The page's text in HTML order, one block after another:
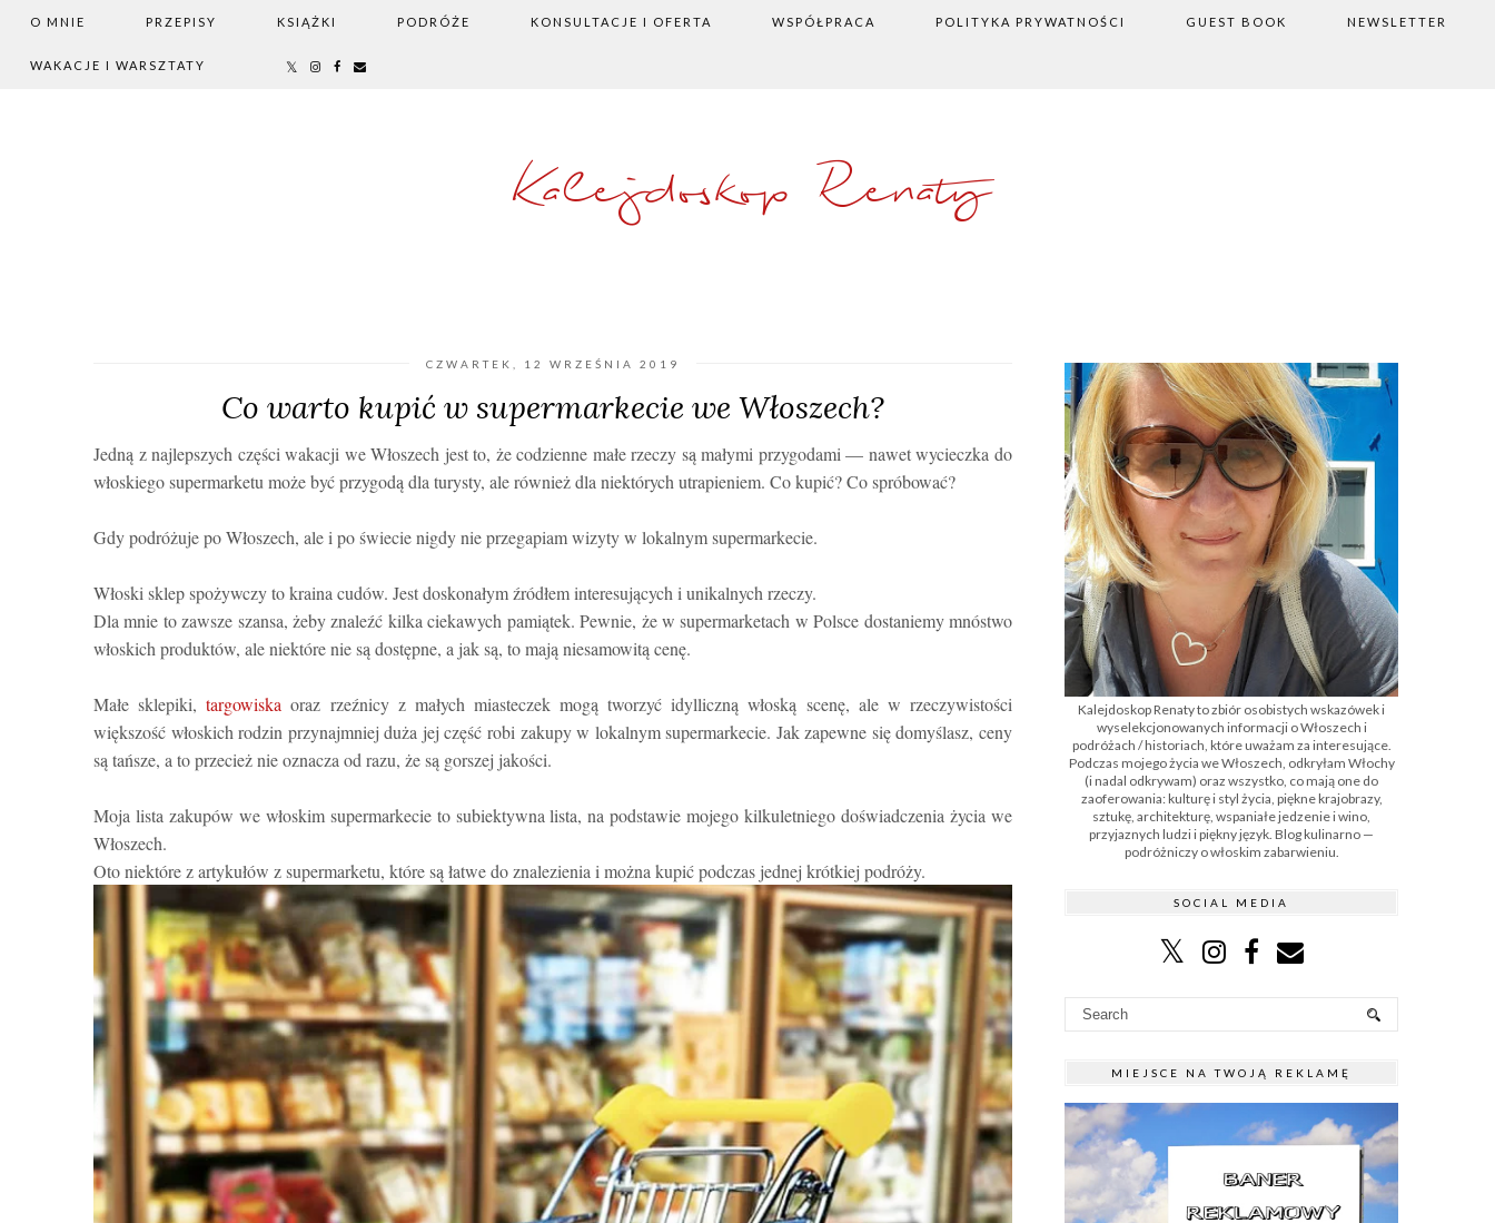
O MNIE PRZEPISY KSIĄŻKI PODRÓŻE KONSULTACJE I OFERTA WSPÓŁPRACA POLITYKA PRYWATNOŚCI GUEST BOOK NEWSLETTER
WAKACJE I WARSZTATY
Kalejdoskop Renaty
CZWARTEK, 12 WRZEŚNIA 2019
Co warto kupić w supermarkecie we Włoszech?
Jedną z najlepszych części wakacji we Włoszech jest to, że codzienne małe rzeczy są małymi przygodami — nawet wycieczka do
włoskiego supermarketu może być przygodą dla turysty, ale również dla niektórych utrapieniem. Co kupić? Co spróbować?
Gdy podróżuje po Włoszech, ale i po świecie nigdy nie przegapiam wizyty w lokalnym supermarkecie.
Włoski sklep spożywczy to kraina cudów. Jest doskonałym źródłem interesujących i unikalnych rzeczy.
Dla mnie to zawsze szansa, żeby znaleźć kilka ciekawych pamiątek. Pewnie, że w supermarketach w Polsce dostaniemy mnóstwo
włoskich produktów, ale niektóre nie są dostępne, a jak są, to mają niesamowitą cenę.
Małe sklepiki,targowiska oraz rzeźnicy z małych miasteczek mogą tworzyć idylliczną włoską scenę, ale w rzeczywistości
większość włoskich rodzin przynajmniej duża jej część robi zakupy w lokalnym supermarkecie. Jak zapewne się domyślasz, ceny
są tańsze, a to przecież nie oznacza od razu, że są gorszej jakości.
Moja lista zakupów we włoskim supermarkecie to subiektywna lista, na podstawie mojego kilkuletniego doświadczenia życia we
Włoszech.
Oto niektóre z artykułów z supermarketu, które są łatwe do znalezienia i można kupić podczas jednej krótkiej podróży.
Kalejdoskop Renaty to zbiór osobistych wskazówek i
wyselekcjonowanych informacji o Włoszech i
podróżach / historiach, które uważam za interesujące.
Podczas mojego życia we Włoszech, odkryłam Włochy
(i nadal odkrywam) oraz wszystko, co mają one do
zaoferowania: kulturę i styl życia, piękne krajobrazy,
sztukę, architekturę, wspaniałe jedzenie i wino,
przyjaznych ludzi i piękny język. Blog kulinarno —
podróżniczy o włoskim zabarwieniu.
SOCIAL MEDIA
MIEJSCE NA TWOJĄ REKLAMĘ